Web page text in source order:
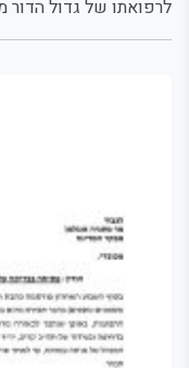
לרפואתו של גדול